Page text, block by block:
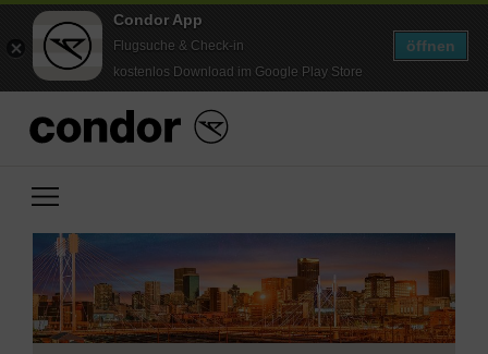
Condor App
Flugsuche & Check-in
kostenlos Download im Google Play Store
öffnen